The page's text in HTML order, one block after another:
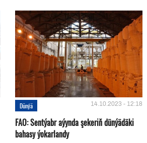
Dünýä 14.10.2023 - 12:18
FAO: Sentýabr aýynda şekeriň dünýädäki
bahasy ýokarlandy